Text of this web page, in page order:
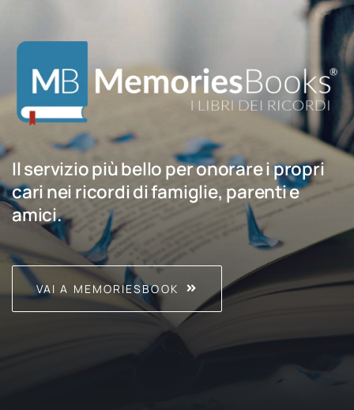
Il servizio più bello per onorare i propri
cari nei ricordi di famiglie, parenti e
amici.
VAI A MEMORIESBOOK